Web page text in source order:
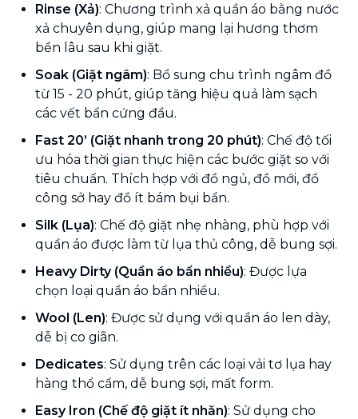
Rinse (Xả): Chương trình xả quần áo bằng nước
xả chuyên dụng, giúp mang lại hương thơm
bền lâu sau khi giặt.
Soak (Giặt ngâm): Bổ sung chu trình ngâm đồ
từ 15 - 20 phút, giúp tăng hiệu quả làm sạch
các vết bẩn cứng đầu.
Fast 20’ (Giặt nhanh trong 20 phút): Chế độ tối
ưu hóa thời gian thực hiện các bước giặt so với
tiêu chuẩn. Thích hợp với đồ ngủ, đồ mới, đồ
công sở hay đồ ít bám bụi bẩn.
Silk (Lụa): Chế độ giặt nhẹ nhàng, phù hợp với
quần áo được làm từ lụa thủ công, dễ bung sợi.
Heavy Dirty (Quần áo bẩn nhiều): Được lựa
chọn loại quần áo bẩn nhiều.
Wool (Len): Được sử dụng với quần áo len dày,
dễ bị co giãn.
Dedicates: Sử dụng trên các loại vải tơ lụa hay
hàng thổ cẩm, dễ bung sợi, mất form.
Easy Iron (Chế độ giặt ít nhăn): Sử dụng cho